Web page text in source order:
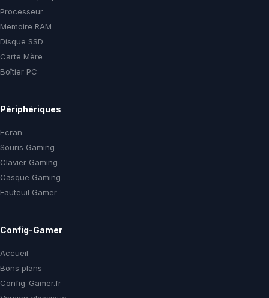
Processeur
Memoire RAM
Disque SSD
Carte Mère
Boîtier PC
Périphériques
Ecran
Souris Gaming
Clavier Gaming
Casque Gaming
Fauteuil Gamer
Config-Gamer
Accueil
Bons plans
Config-Gamer.fr